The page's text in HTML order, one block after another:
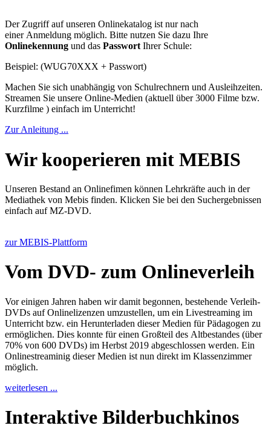
Der Zugriff auf unseren Onlinekatalog ist nur nach
einer Anmeldung möglich. Bitte nutzen Sie dazu Ihre
Onlinekennung und das Passwort Ihrer Schule:
Beispiel: (WUG70XXX + Passwort)
Machen Sie sich unabhängig von Schulrechnern und Ausleihzeiten.
Streamen Sie unsere Online-Medien (aktuell über 3000 Filme bzw.
Kurzfilme ) einfach im Unterricht!
Zur Anleitung ...
Wir kooperieren mit MEBIS
Unseren Bestand an Onlinefimen können Lehrkräfte auch in der
Mediathek von Mebis finden. Klicken Sie bei den Suchergebnissen
einfach auf MZ-DVD.
zur MEBIS-Plattform
Vom DVD- zum Onlineverleih
Vor einigen Jahren haben wir damit begonnen, bestehende Verleih-
DVDs auf Onlinelizenzen umzustellen, um ein Livestreaming im
Unterricht bzw. ein Herunterladen dieser Medien für Pädagogen zu
ermöglichen. Dies konnte für einen Großteil des Altbestandes (über
70% von 600 DVDs) im Herbst 2019 abgeschlossen werden. Ein
Onlinestreaminig dieser Medien ist nun direkt im Klassenzimmer
möglich.
weiterlesen ...
Interaktive Bilderbuchkinos